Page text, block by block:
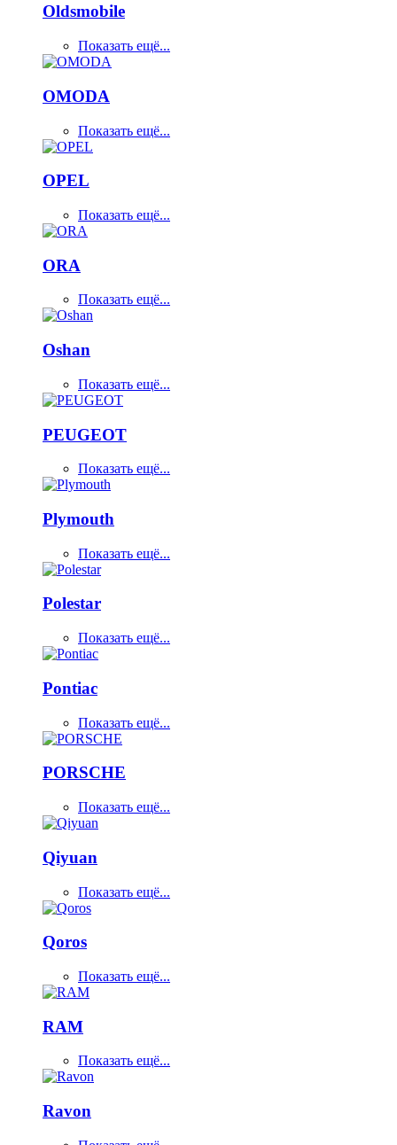
Oldsmobile
Показать ещё...
OMODA
Показать ещё...
OPEL
Показать ещё...
ORA
Показать ещё...
Oshan
Показать ещё...
PEUGEOT
Показать ещё...
Plymouth
Показать ещё...
Polestar
Показать ещё...
Pontiac
Показать ещё...
PORSCHE
Показать ещё...
Qiyuan
Показать ещё...
Qoros
Показать ещё...
RAM
Показать ещё...
Ravon